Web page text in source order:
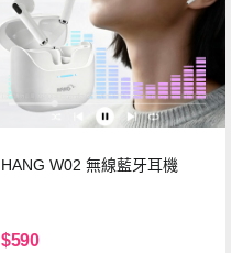
HANG W02 無線藍牙耳機
$590